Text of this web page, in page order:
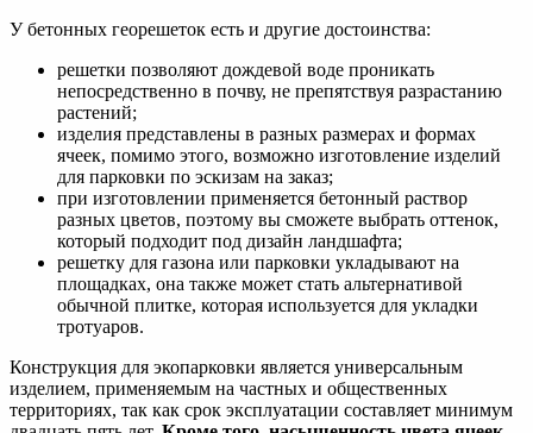
У бетонных георешеток есть и другие достоинства:
решетки позволяют дождевой воде проникать
непосредственно в почву, не препятствуя разрастанию
растений;
изделия представлены в разных размерах и формах
ячеек, помимо этого, возможно изготовление изделий
для парковки по эскизам на заказ;
при изготовлении применяется бетонный раствор
разных цветов, поэтому вы сможете выбрать оттенок,
который подходит под дизайн ландшафта;
решетку для газона или парковки укладывают на
площадках, она также может стать альтернативой
обычной плитке, которая используется для укладки
тротуаров.
Конструкция для экопарковки является универсальным
изделием, применяемым на частных и общественных
территориях, так как срок эксплуатации составляет минимум